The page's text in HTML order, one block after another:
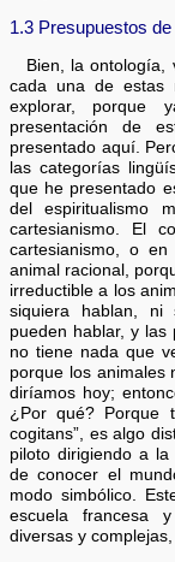
1.3 Presupuestos
Bien, la
cada una de estas
explorar, porque
presentación de
presentado aquí.
las categorías
que he presentado
del espiritualismo
cartesianismo. El
cartesianismo, o
animal racional,
irreductible a los
siquiera hablan, ni
pueden hablar, y las
no tiene nada que
porque los animales
diríamos hoy;
¿Por qué? Porque
cogitans”, es algo
piloto dirigiendo a
de conocer el
modo simbólico.
escuela francesa
diversas y